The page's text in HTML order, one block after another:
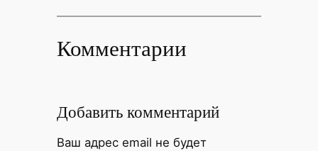
Комментарии
Добавить комментарий
Ваш адрес email не будет